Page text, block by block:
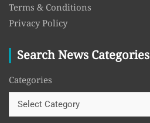
Terms & Conditions
Privacy Policy
Search News Categories
Categories